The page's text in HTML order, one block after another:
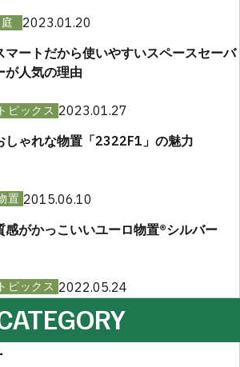
庭
2023.01.20
マートだから使いやすいスペースセーバ
が人気の理由
トピックス 2023.01.27
しゃれな物置「2322F1」の魅力
置 2015.06.10
感がかっこいいユーロ物置®︎シルバー
トピックス 2022.05.24